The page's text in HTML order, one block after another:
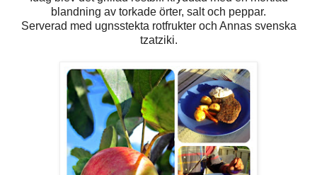
blandning av torkade örter, salt och peppar.
Serverad med ugnsstekta rotfrukter och Annas svenska
tzatziki.